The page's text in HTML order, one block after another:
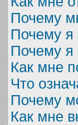
Почему
Почему я
Почему я
Как мне
Что
Почему
Как мне